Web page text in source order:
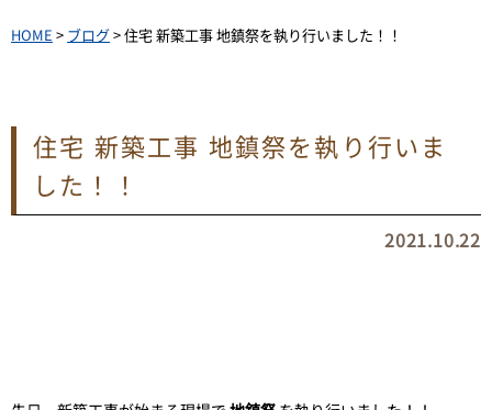
HOME > ブログ>住宅 新築工事 地鎮祭を執り行いました！！
住宅 新築工事 地鎮祭を執り行いま
した！！
2021.10.22